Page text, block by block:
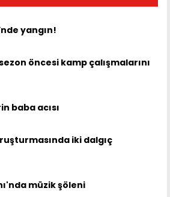
yangın!
öncesi kamp çalışmalarını
baba acısı
iki dalgıç
müzik şöleni